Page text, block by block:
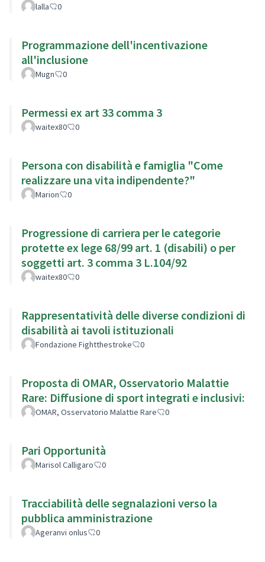
lalla 0
Programmazione dell'incentivazione
all'inclusione
Mugn 0
Permessi ex art 33 comma 3
waitex80 0
Persona con disabilità e famiglia "Come
realizzare una vita indipendente?"
Marion 0
Progressione di carriera per le categorie
protette ex lege 68/99 art. 1 (disabili) o per
soggetti art. 3 comma 3 L.104/92
waitex80 0
Rappresentatività delle diverse condizioni di
disabilità ai tavoli istituzionali
Fondazione Fightthestroke 0
Proposta di OMAR, Osservatorio Malattie
Rare: Diffusione di sport integrati e inclusivi:
OMAR, Osservatorio Malattie Rare 0
Pari Opportunità
Marisol Calligaro 0
Tracciabilità delle segnalazioni verso la
pubblica amministrazione
Ageranvi onlus 0